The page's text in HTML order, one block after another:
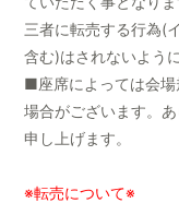
三者に転売する行為(
含む)はされないよう
■座席によっては会場
場合がございます。
申し上げます。
※転売について※